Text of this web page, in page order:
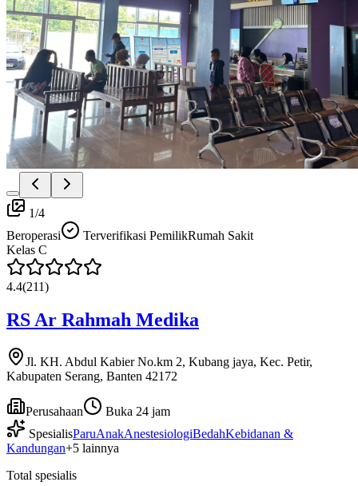
1/4
Beroperasi
Terverifikasi PemilikRumah Sakit
Kelas C
4.4(211)
RS Ar Rahmah Medika
Jl. KH. Abdul Kabier No.km 2, Kubang jaya, Kec. Petir,
Kabupaten Serang, Banten 42172
Perusahaan
Buka 24 jam
SpesialisParuAnakAnestesiologiBedahKebidanan &
Kandungan+5 lainnya
Total spesialis